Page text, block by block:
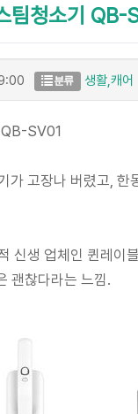
팀청소기 QB-
분류 생활,캐어
SV01
가 고장나 버렸고,
신생 업체인 퀸레이
괜찮다라는 느낌.